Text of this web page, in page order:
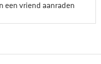
een vriend aanraden